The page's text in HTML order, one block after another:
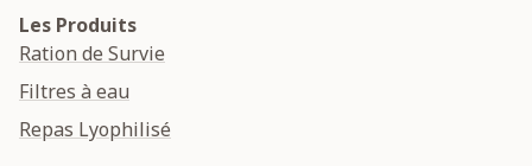
Les Produits
Ration de Survie
Filtres à eau
Repas Lyophilisé